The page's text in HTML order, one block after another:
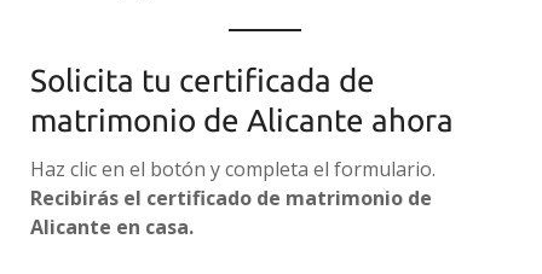
Solicita tu certificada de
matrimonio de Alicante ahora
Haz clic en el botón y completa el formulario.
Recibirás el certificado de matrimonio de
Alicante en casa.